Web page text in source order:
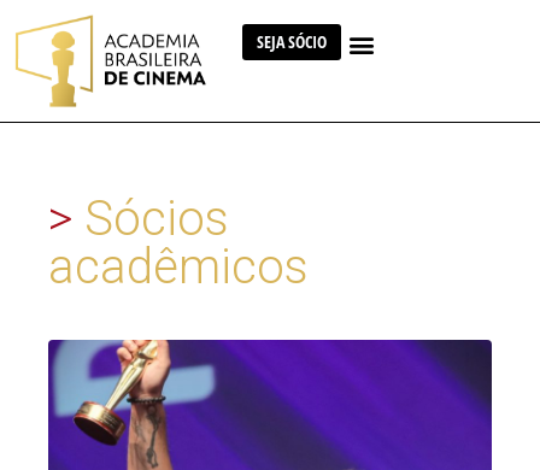
SEJA SÓCIO
> Sócios
acadêmicos